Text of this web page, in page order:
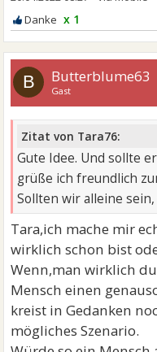
x 1
B Butterblume63
Gast
Zitat von Tara76:
Gute Idee. Und sollte
grüße ich freundlich
Sollten wir alleine sein,
Tara,ich mache mir
wirklich schon bist
Wenn,man wirklich
Mensch einen
kreist in Gedanken
mögliches Szenario.